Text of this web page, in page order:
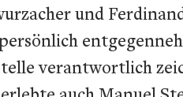
und
verantwortlich